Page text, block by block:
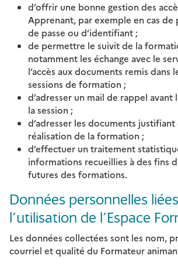
d’offrir une bonne gestion des
Apprenant, par exemple en cas
de passe ou d’identifiant ;
de permettre le suivit de la
notamment les échange avec le
l’accès aux documents remis dans
sessions de formation ;
d’adresser un mail de rappel avant
la session ;
d’adresser les documents justifiant
réalisation de la formation ;
d’effectuer un traitement
informations recueillies à des fins
futures des formations.
Données personnelles
l’utilisation de l’Espace
Les données collectées sont les nom,
courriel et qualité du Formateur